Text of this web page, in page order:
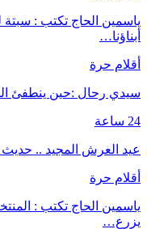
ياسمين الحاج تكتب :
أبناؤنا…
أقلام حرة
سيدي رحال :حين ينطفئ
24 ساعة
عيد العرش المجيد ..
أقلام حرة
ياسمين الحاج تكتب :
يزرع…